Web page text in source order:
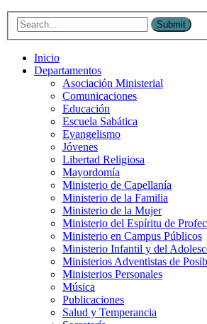
Submit
Inicio
Departamentos
Asociación Ministerial
Comunicaciones
Educación
Escuela Sabática
Evangelismo
Jóvenes
Libertad Religiosa
Mayordomía
Ministerio de Capellanía
Ministerio de la Familia
Ministerio de la Mujer
Ministerio del Espíritu de
Ministerio en Campus Públicos
Ministerio Infantil y del
Ministerios Adventistas de
Ministerios Personales
Música
Publicaciones
Salud y Temperancia